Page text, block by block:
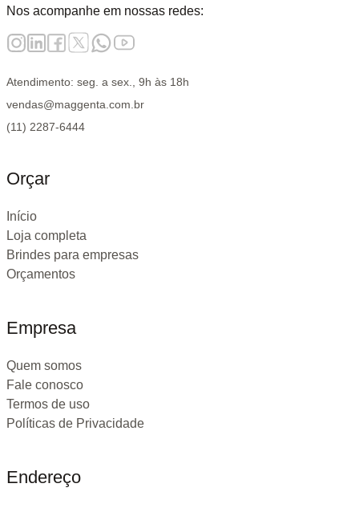
Nos acompanhe em nossas redes:
Atendimento: seg. a sex., 9h às 18h
vendas@maggenta.com.br
(11) 2287-6444
Orçar
Início
Loja completa
Brindes para empresas
Orçamentos
Empresa
Quem somos
Fale conosco
Termos de uso
Políticas de Privacidade
Endereço